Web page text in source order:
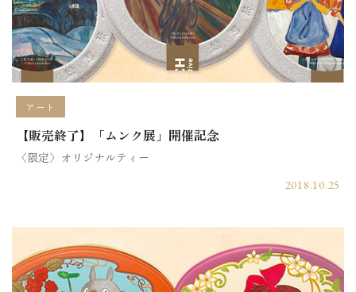
アート
【販売終了】「ムンク展」開催記念
〈限定〉オリジナルティー
2018.10.25